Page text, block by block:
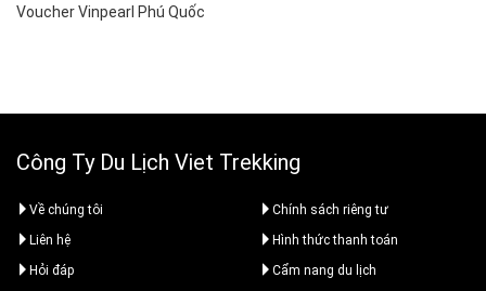
Voucher Vinpearl Phú Quốc
Công Ty Du Lịch Viet Trekking
Về chúng tôi
Chính sách riêng tư
Liên hệ
Hình thức thanh toán
Hỏi đáp
Cẩm nang du lịch